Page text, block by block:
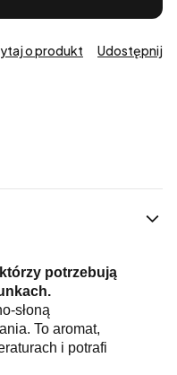
o produkt Udostępnij
potrzebują
słoną
To aromat,
i potrafi